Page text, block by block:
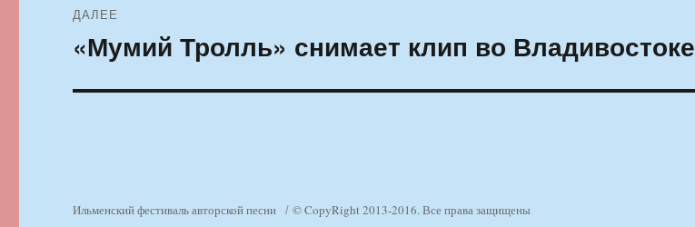
ДАЛЕЕ
Следующая
запись:
«Мумий Тролль» снимает клип во Владивостоке
Ильменский фестиваль авторской песни © CopyRight 2013-2016. Все права защищены